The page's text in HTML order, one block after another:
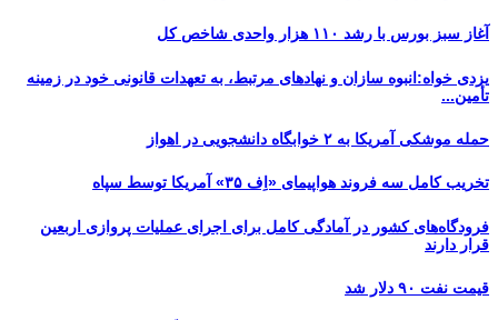
آغاز سبز بورس با رشد ۱۱۰ هزار واحدی شاخص کل
یزدی خواه:انبوه سازان و نهادهای مرتبط، به تعهدات قانونی خود در زمینه
تأمین...
حمله موشکی آمریکا به ۲ خوابگاه دانشجویی در اهواز
تخریب کامل سه فروند هواپیمای «اِف ۳۵» آمریکا توسط سپاه
فرودگاه‌های کشور در آمادگی کامل برای اجرای عملیات پروازی اربعین
قرار دارند
قیمت نفت ۹۰ دلار شد